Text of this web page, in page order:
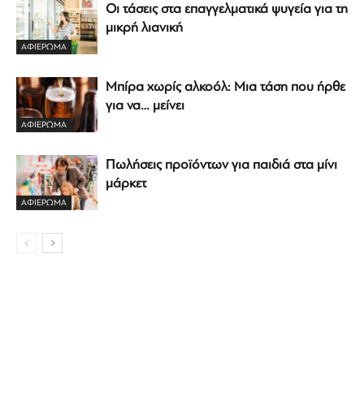
ΑΦΙΈΡΩΜΑ
Οι τάσεις στα επαγγελματικά ψυγεία για τη
μικρή λιανική
ΑΦΙΈΡΩΜΑ
Μπίρα χωρίς αλκοόλ: Μια τάση που ήρθε
για να… μείνει
ΑΦΙΈΡΩΜΑ
Πωλήσεις προϊόντων για παιδιά στα μίνι
μάρκετ